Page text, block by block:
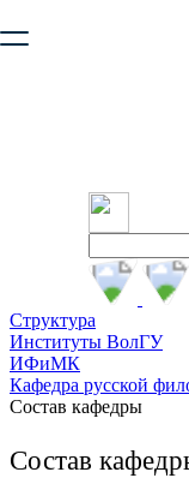
безопасную работу с
Структура
Институты ВолГУ
ИФиМК
Кафедра русской
Состав кафедры
Состав